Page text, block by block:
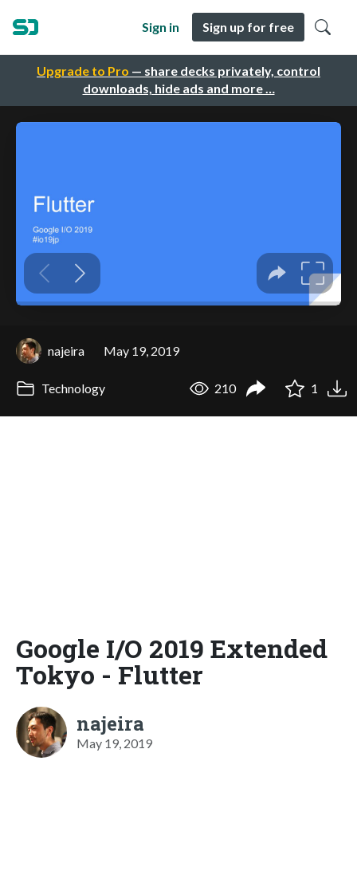
Upgrade to Pro — share decks privately, control
downloads, hide ads and more …
Sign in Sign up for free
najeira May 19, 2019
Technology 210 1
Google I/O 2019 Extended
Tokyo - Flutter
najeira
May 19, 2019